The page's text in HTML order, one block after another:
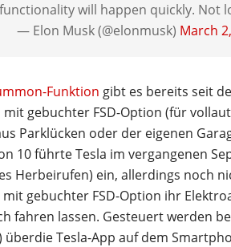
functionality will happen quickly. Not
— Elon Musk (@elonmusk) March
Funktion gibt es bereits seit
mit gebuchter FSD-Option (für
Parklücken oder der eigenen
10 führte Tesla im vergangenen
Herbeirufen) ein, allerdings noch
gebuchter FSD-Option ihr
fahren lassen. Gesteuert werden
Tesla-App auf dem